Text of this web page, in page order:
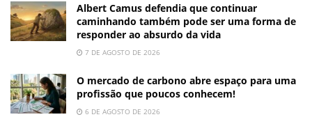
Albert Camus defendia que continuar
caminhando também pode ser uma forma de
responder ao absurdo da vida
7 DE AGOSTO DE 2026
O mercado de carbono abre espaço para uma
profissão que poucos conhecem!
6 DE AGOSTO DE 2026